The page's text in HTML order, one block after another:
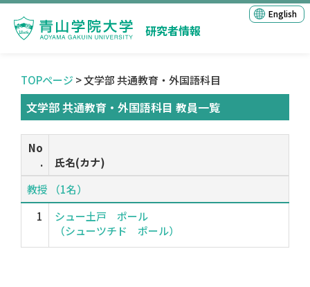
研究者情報
English
TOPページ > 文学部 共通教育・外国語科目
文学部 共通教育・外国語科目 教員一覧
No
.
氏名(カナ)
教授 （1名）
1
シュー土戸 ポール
（シューツチド ポール）